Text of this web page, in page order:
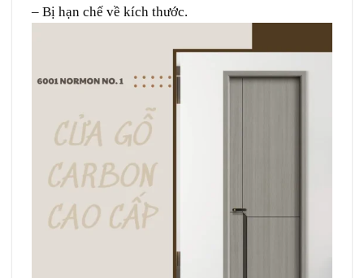
– Bị hạn chế về kích thước.